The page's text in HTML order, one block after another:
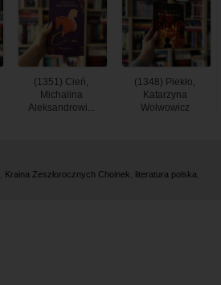
(1351) Cień,
Michalina
Aleksandrowi...
(1348) Piekło,
Katarzyna
Wolwowicz
Kraina Zeszłorocznych Choinek literatura polska